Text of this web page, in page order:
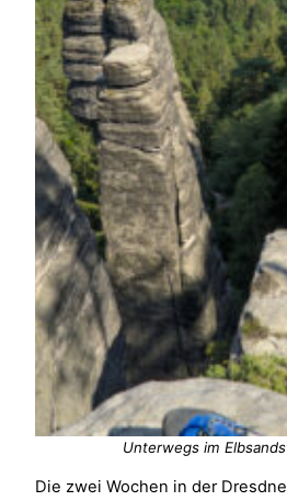
Unterwegs im
Die zwei Wochen in der